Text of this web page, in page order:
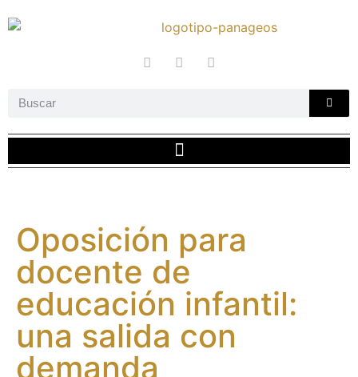
Oposición para
docente de
educación infantil:
una salida con
demanda